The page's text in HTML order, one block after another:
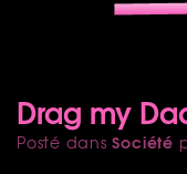
Drag my
Posté dansSociété